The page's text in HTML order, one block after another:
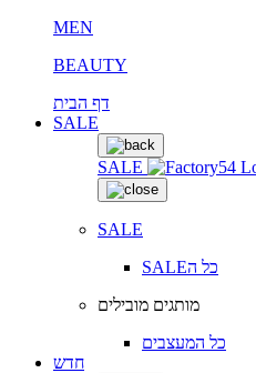
MEN
BEAUTY
דף הבית
SALE
SALE
SALE
SALEכל ה
מותגים מובילים
כל המעצבים
חדש